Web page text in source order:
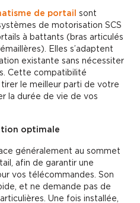
de portail sont
de motorisation SCS
à battants (bras articulés
Elles s’adaptent
existante sans nécessiter
Cette compatibilité
le meilleur parti de votre
la durée de vie de vos
optimale
généralement au sommet
afin de garantir une
vos télécommandes. Son
et ne demande pas de
Une fois installée,